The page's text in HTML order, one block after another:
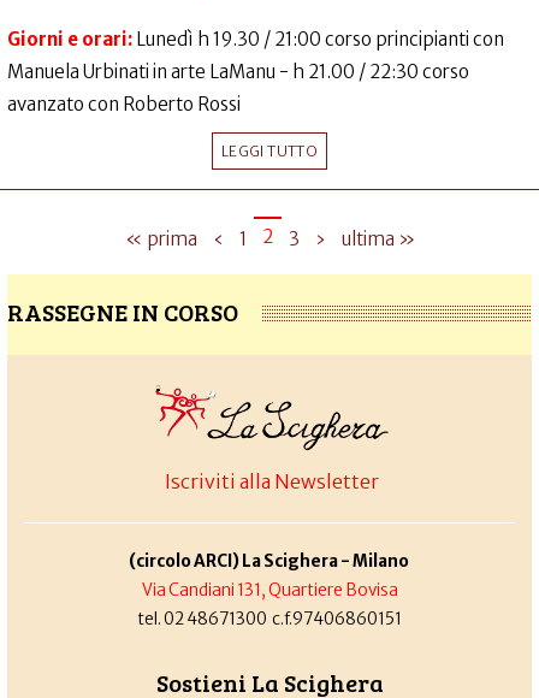
Giorni e orari: Lunedì h 19.30 / 21:00 corso principianti con
Manuela Urbinati in arte LaManu - h 21.00 / 22:30 corso
avanzato con Roberto Rossi
LEGGI TUTTO
« prima ‹ 1 2 3 › ultima »
RASSEGNE IN CORSO
Iscriviti alla Newsletter
(circolo ARCI) La Scighera - Milano
Via Candiani 131, Quartiere Bovisa
tel. 02 48671300 c.f.97406860151
Sostieni La Scighera